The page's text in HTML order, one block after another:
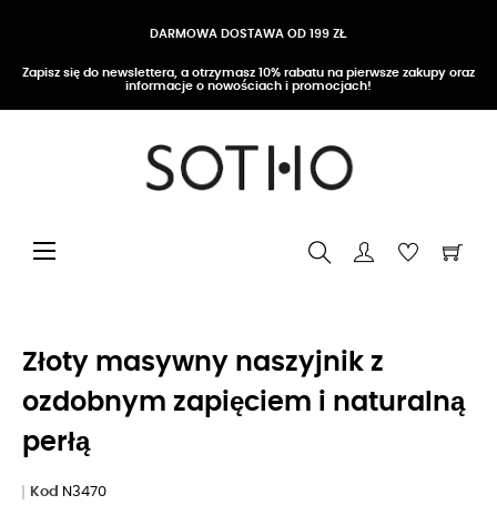
DARMOWA DOSTAWA OD 199 ZŁ
Zapisz się do newslettera, a otrzymasz 10% rabatu na pierwsze zakupy oraz
informacje o nowościach i promocjach!
Przełącz nawigację
☰
Złoty masywny naszyjnik z
ozdobnym zapięciem i naturalną
perłą
Kod N3470